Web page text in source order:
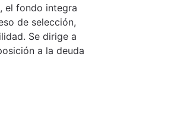
el fondo integra
de selección,
Se dirige a
a la deuda